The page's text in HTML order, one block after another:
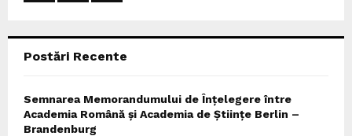
Postări Recente
Semnarea Memorandumului de Înțelegere între
Academia Română și Academia de Științe Berlin –
Brandenburg